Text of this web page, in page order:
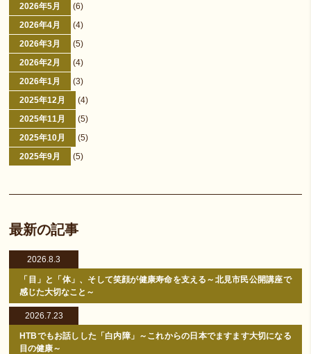
2026年5月
(6)
2026年4月
(4)
2026年3月
(5)
2026年2月
(4)
2026年1月
(3)
2025年12月
(4)
2025年11月
(5)
2025年10月
(5)
2025年9月
(5)
最新の記事
2026.8.3
「目」と「体」、そして笑顔が健康寿命を支える～北見市民公開講座で
感じた大切なこと～
2026.7.23
HTBでもお話しした「白内障」～これからの日本でますます大切になる
目の健康～